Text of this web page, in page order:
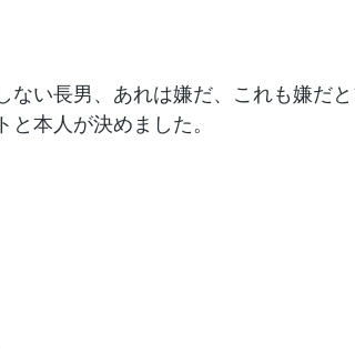
ない長男、あれは嫌だ、これも嫌だ
本人が決めました。